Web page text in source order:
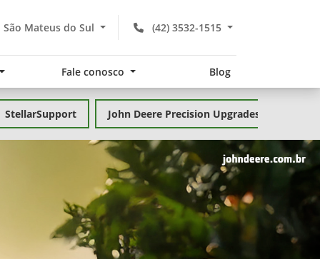
(42) 3532-1515
São Mateus do Sul
Fale conosco Blog
StellarSupport John Deere Precision Upgrades